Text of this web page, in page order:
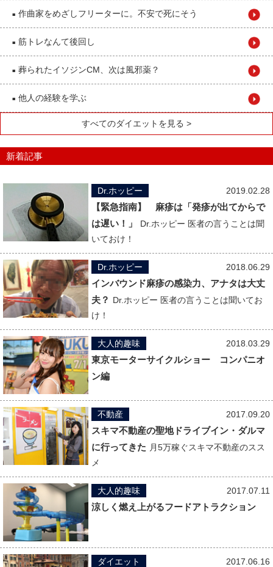
■ 作曲家をめざしフリーターに。不安で死にそう
■ 筋トレなんて後回し
■ 葬られたイソジンCM、次は風邪薬？
■ 他人の経験を学ぶ
すべてのダイエットを見る >
新着記事
2019.02.28
Dr.ホッピー
【緊急指南】 麻疹は「発疹が出てからで
は遅い！」
Dr.ホッピー 医者の言うことは聞
いておけ！
2018.06.29
Dr.ホッピー
インバウンド麻疹の感染力、アナタは大丈
夫？ Dr.ホッピー 医者の言うことは聞いてお
け！
2018.03.29
大人的趣味
東京モーターサイクルショー コンパニオ
ン編
2017.09.20
不動産
スキマ不動産の聖地ドライブイン・ダルマ
に行ってきた 月5万稼ぐスキマ不動産のスス
メ
2017.07.11
大人的趣味
涼しく燃え上がるフードアトラクション
2017.06.16
ダイエット